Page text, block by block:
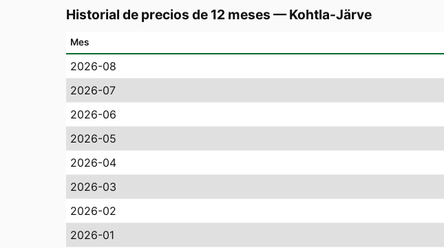
Historial de precios de 12 meses —Kohtla-Järve
Mes
2026-08
2026-07
2026-06
2026-05
2026-04
2026-03
2026-02
2026-01